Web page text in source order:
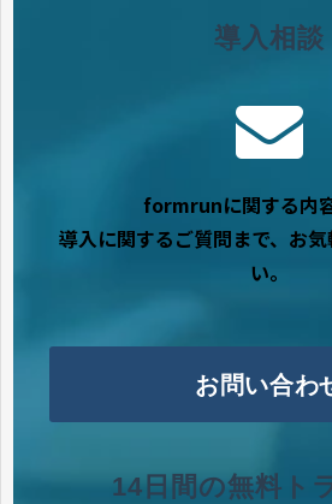
導入相談
formrunに関する内容
導入に関するご質問まで、お
い。
お問い合わ
14日間の無料ト